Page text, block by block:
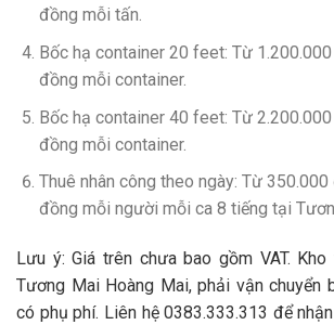
đồng mỗi tấn.
Bốc hạ container 20 feet: Từ
đồng mỗi container.
Bốc hạ container 40 feet: Từ
đồng mỗi container.
Thuê nhân công theo ngày: Từ 350.000
đồng mỗi người mỗi ca 8 tiếng tại
Lưu ý: Giá trên chưa bao gồm VAT.
Tương Mai Hoàng Mai, phải vận chuyển
có phụ phí. Liên hệ 0383.333.313 để